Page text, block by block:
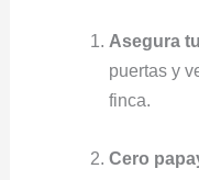
Asegura
puertas y
finca.
Cero